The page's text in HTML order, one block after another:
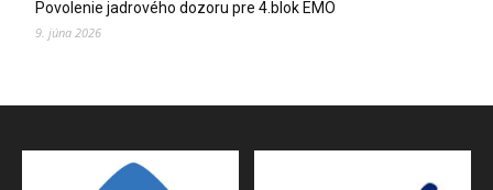
Povolenie jadrového dozoru pre 4.blok EMO
9. júna 2026